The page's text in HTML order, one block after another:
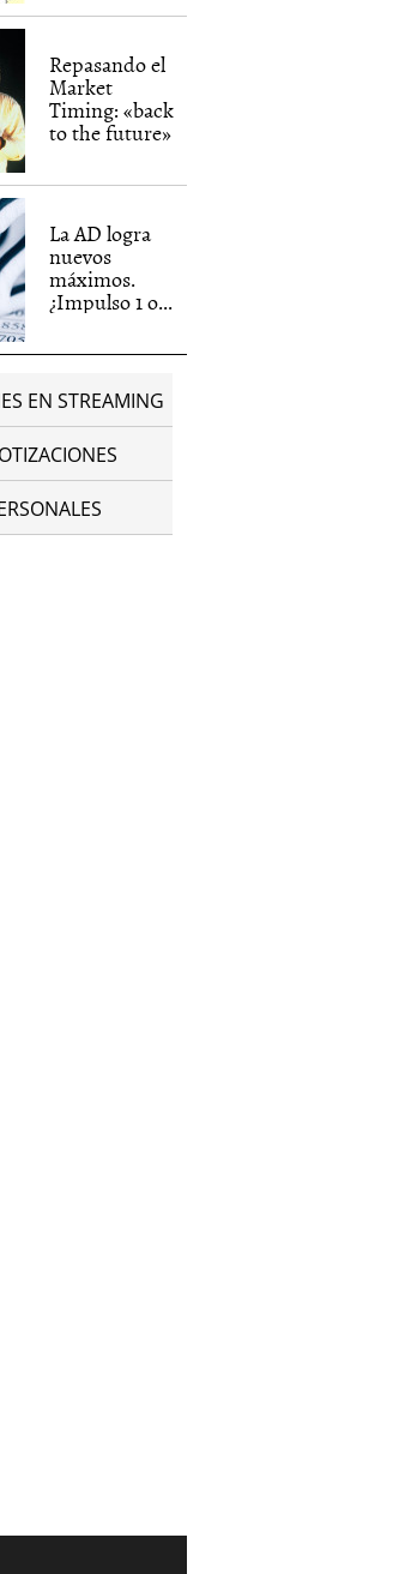
Repasando el
Market
Timing: «back
to the future»
La AD logra
nuevos
máximos.
¿Impulso 1 o...
EN STREAMING